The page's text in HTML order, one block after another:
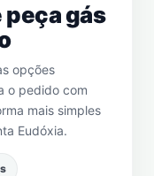
peça gás
opções
o pedido com
mais simples
Eudóxia.